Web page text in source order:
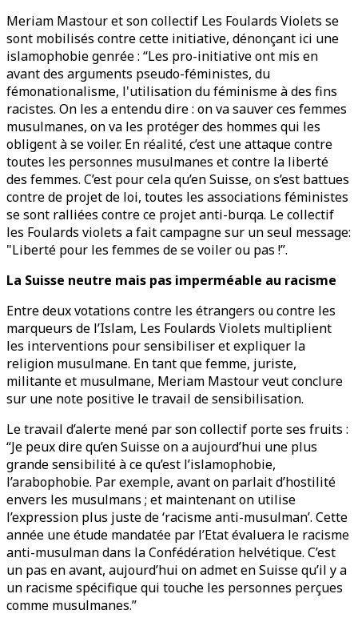
Meriam Mastour et son collectif Les Foulards Violets se
sont mobilisés contre cette initiative, dénonçant ici une
islamophobie genrée : “Les pro-initiative ont mis en
avant des arguments pseudo-féministes, du
fémonationalisme, l'utilisation du féminisme à des fins
racistes. On les a entendu dire : on va sauver ces femmes
musulmanes, on va les protéger des hommes qui les
obligent à se voiler. En réalité, c’est une attaque contre
toutes les personnes musulmanes et contre la liberté
des femmes. C’est pour cela qu’en Suisse, on s’est battues
contre de projet de loi, toutes les associations féministes
se sont ralliées contre ce projet anti-burqa. Le collectif
les Foulards violets a fait campagne sur un seul message:
"Liberté pour les femmes de se voiler ou pas !”.
La Suisse neutre mais pas imperméable au racisme
Entre deux votations contre les étrangers ou contre les
marqueurs de l’Islam, Les Foulards Violets multiplient
les interventions pour sensibiliser et expliquer la
religion musulmane. En tant que femme, juriste,
militante et musulmane, Meriam Mastour veut conclure
sur une note positive le travail de sensibilisation.
Le travail d’alerte mené par son collectif porte ses fruits :
“Je peux dire qu’en Suisse on a aujourd’hui une plus
grande sensibilité à ce qu’est l’islamophobie,
l’arabophobie. Par exemple, avant on parlait d’hostilité
envers les musulmans ; et maintenant on utilise
l’expression plus juste de ‘racisme anti-musulman’. Cette
année une étude mandatée par l’Etat évaluera le racisme
anti-musulman dans la Confédération helvétique. C’est
un pas en avant, aujourd’hui on admet en Suisse qu’il y a
un racisme spécifique qui touche les personnes perçues
comme musulmanes.”